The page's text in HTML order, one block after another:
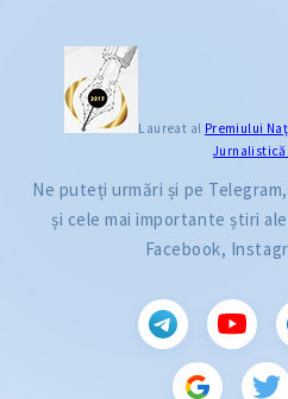
Laureat al Premiului
Jurnalistică
Ne puteți urmări și pe
și cele mai importante știri
Facebook,